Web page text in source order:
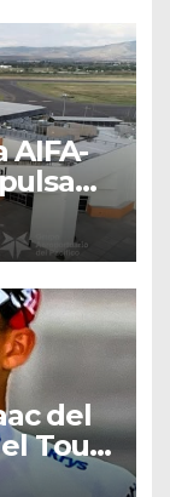
AIFA-
del
Tour